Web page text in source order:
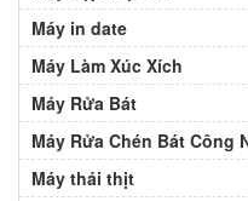
Máy in date
Máy Làm Xúc Xích
Máy Rửa Bát
Máy Rửa Chén Bát Công
Máy thái thịt